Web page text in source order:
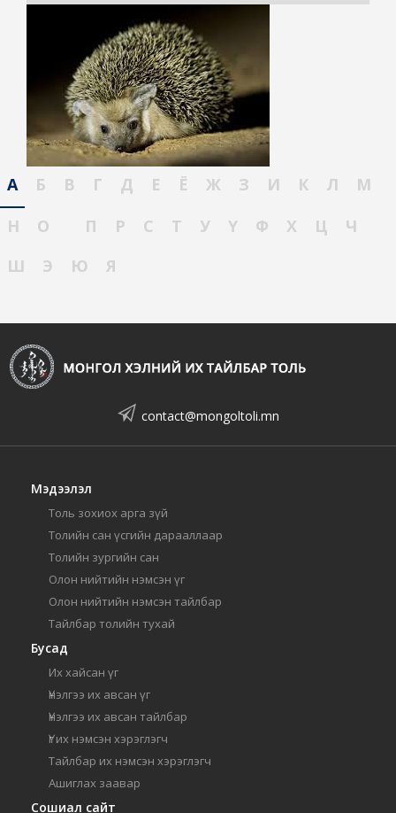
А Б В Г Д Е Ё Ж З И К Л
М
Н
О П Р С Т У Ү Ф Х Ц
Ч
Ш
Э Ю Я
contact@mongoltoli.mn
Мэдээлэл
Толь зохиох арга зүй
Толийн сан үсгийн дарааллаар
Толийн зургийн сан
Олон нийтийн нэмсэн үг
Олон нийтийн нэмсэн тайлбар
Тайлбар толийн тухай
Бусад
Их хайсан үг
Үнэлгээ их авсан үг
Үнэлгээ их авсан тайлбар
Үг их нэмсэн хэрэглэгч
Тайлбар их нэмсэн хэрэглэгч
Ашиглах заавар
Сошиал сайт